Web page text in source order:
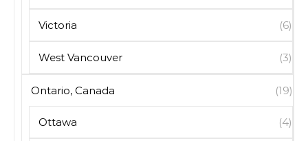
Victoria (6)
West Vancouver (3)
Ontario, Canada (19)
Ottawa (4)